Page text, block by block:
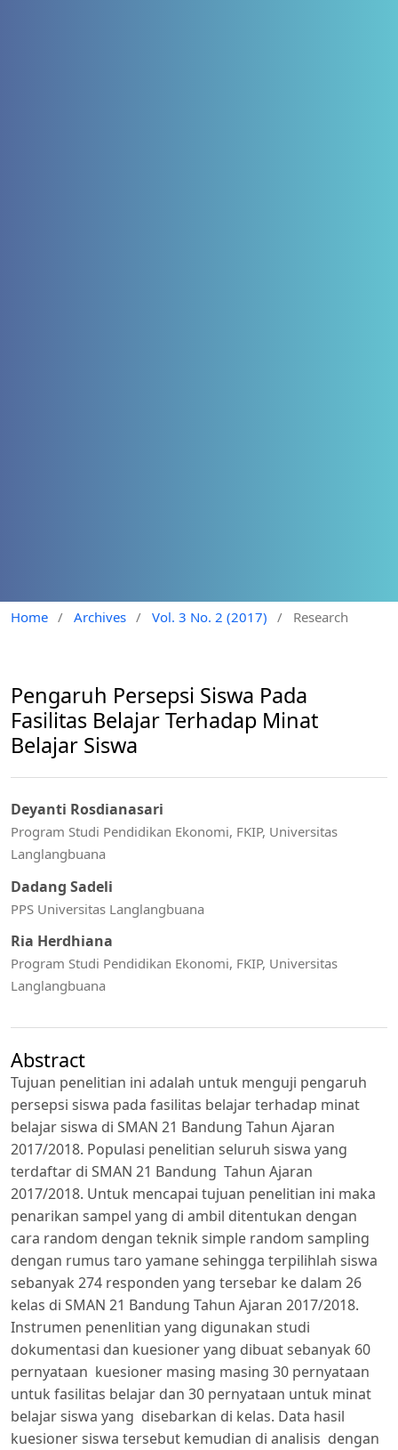
Home / Archives / Vol. 3 No. 2 (2017) / Research
Pengaruh Persepsi Siswa Pada
Fasilitas Belajar Terhadap Minat
Belajar Siswa
Deyanti Rosdianasari
Program Studi Pendidikan Ekonomi, FKIP, Universitas
Langlangbuana
Dadang Sadeli
PPS Universitas Langlangbuana
Ria Herdhiana
Program Studi Pendidikan Ekonomi, FKIP, Universitas
Langlangbuana
Abstract
Tujuan penelitian ini adalah untuk menguji pengaruh
persepsi siswa pada fasilitas belajar terhadap minat
belajar siswa di SMAN 21 Bandung Tahun Ajaran
2017/2018. Populasi penelitian seluruh siswa yang
terdaftar di SMAN 21 Bandung Tahun Ajaran
2017/2018. Untuk mencapai tujuan penelitian ini maka
penarikan sampel yang di ambil ditentukan dengan
cara random dengan teknik simple random sampling
dengan rumus taro yamane sehingga terpilihlah siswa
sebanyak 274 responden yang tersebar ke dalam 26
kelas di SMAN 21 Bandung Tahun Ajaran 2017/2018.
Instrumen penenlitian yang digunakan studi
dokumentasi dan kuesioner yang dibuat sebanyak 60
pernyataan kuesioner masing masing 30 pernyataan
untuk fasilitas belajar dan 30 pernyataan untuk minat
belajar siswa yang disebarkan di kelas. Data hasil
kuesioner siswa tersebut kemudian di analisis dengan